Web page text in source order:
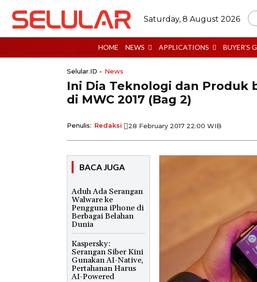
Saturday, 8 August 2026
HOME NEWS APPLICATIONS BUYER’S
Selular.ID - News
Ini Dia Teknologi dan Produk
di MWC 2017 (Bag 2)
Penulis: Redaksi 28 February 2017 22:00 WIB
BACA JUGA
Aduh Ada Serangan
Walware ke
Pengguna iPhone di
Berbagai Belahan
Dunia
Kaspersky:
Serangan Siber Kini
Gunakan AI-Native,
Pertahanan Harus
AI-Powered